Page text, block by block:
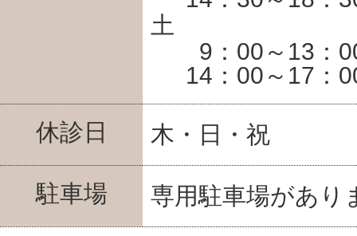
土
9：00～13：
14：00～17：
休診日 木・日・祝
駐車場 専用駐車場があり